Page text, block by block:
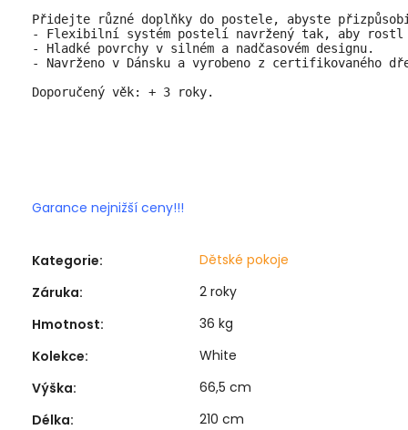
Přidejte různé doplňky do postele, abyste
- Flexibilní systém postelí navržený tak, aby rostl
- Hladké povrchy v silném a nadčasovém designu.
- Navrženo v Dánsku a vyrobeno z certifikovaného
Doporučený věk: + 3 roky.
Garance nejnižší ceny!!!
Kategorie:
Dětské pokoje
Záruka:
2 roky
Hmotnost:
36 kg
Kolekce:
White
Výška:
66,5 cm
Délka:
210 cm